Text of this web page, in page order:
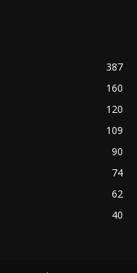
387
160
120
109
90
74
62
40